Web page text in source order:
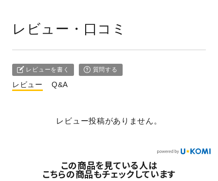
レビュー・口コミ
レビューを書く 質問する
レビュー Q&A
レビュー投稿がありません。
この商品を見ている人は
こちらの商品もチェックしています